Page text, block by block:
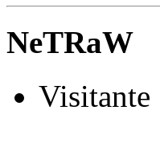
NeTRaW
Visitante